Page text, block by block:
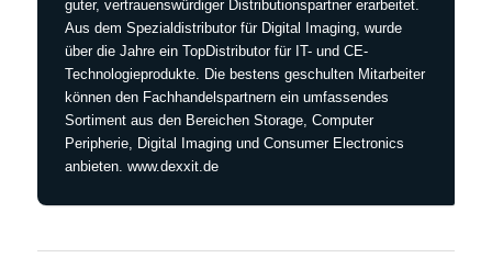
guter, vertrauenswürdiger Distributionspartner erarbeitet.
Aus dem Spezialdistributor für Digital Imaging, wurde
über die Jahre ein TopDistributor für IT- und CE-
Technologieprodukte. Die bestens geschulten Mitarbeiter
können den Fachhandelspartnern ein umfassendes
Sortiment aus den Bereichen Storage, Computer
Peripherie, Digital Imaging und Consumer Electronics
anbieten. www.dexxit.de